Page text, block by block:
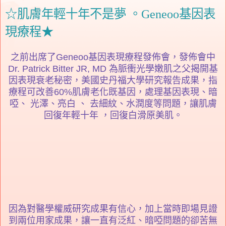
☆肌膚年輕十年不是夢 。Geneoo基因表
現療程★
之前出席了Geneoo基因表現療程發佈會，發佈會中
Dr. Patrick Bitter JR, MD 為脈衝光學嫩肌之父揭開基
因表現衰老秘密，美國史丹福大學研究報告成果，指
療程可改善60%肌膚老化既基因，處理基因表現、暗
啞、 光澤、亮白 、 去細紋、水潤度等問題，讓肌膚
回復年輕十年 ，回復白滑原美肌。
因為對醫學權威研究成果有信心，加上當時即場見證
到兩位用家成果，讓一直有泛紅、暗啞問題的卻苦無